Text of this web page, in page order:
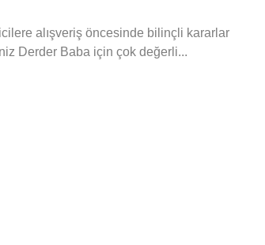
alışveriş öncesinde bilinçli kararlar
Derder Baba için çok değerli...